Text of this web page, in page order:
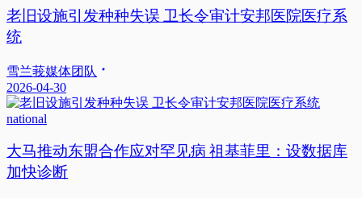
老旧设施引发种种失误 卫长令审计安邦医院医疗系
统
雪兰莪媒体团队
2026-04-30
national
大马推动东盟合作应对罕见病 祖基菲里：设数据库
加快诊断